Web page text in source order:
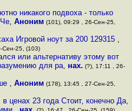
никакого подвоха - только
, Аноним (101), 09:29 , 26-Сен-25,
Игровой ноут за 200 129315 ,
Сен-25, (103)
или альтернативу этому вот
для ра, нах. (?), 17:11 , 26-
, Аноним (178), 13:45 , 27-Сен-25,
ценах 23 года Стоит, конечно Да,